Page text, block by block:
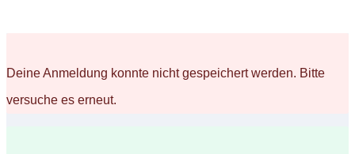
Deine Anmeldung konnte nicht gespeichert werden. Bitte
versuche es erneut.